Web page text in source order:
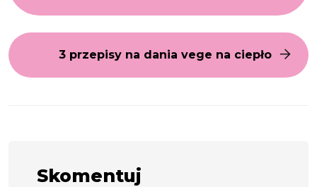
3 przepisy na dania vege na ciepło
Skomentuj